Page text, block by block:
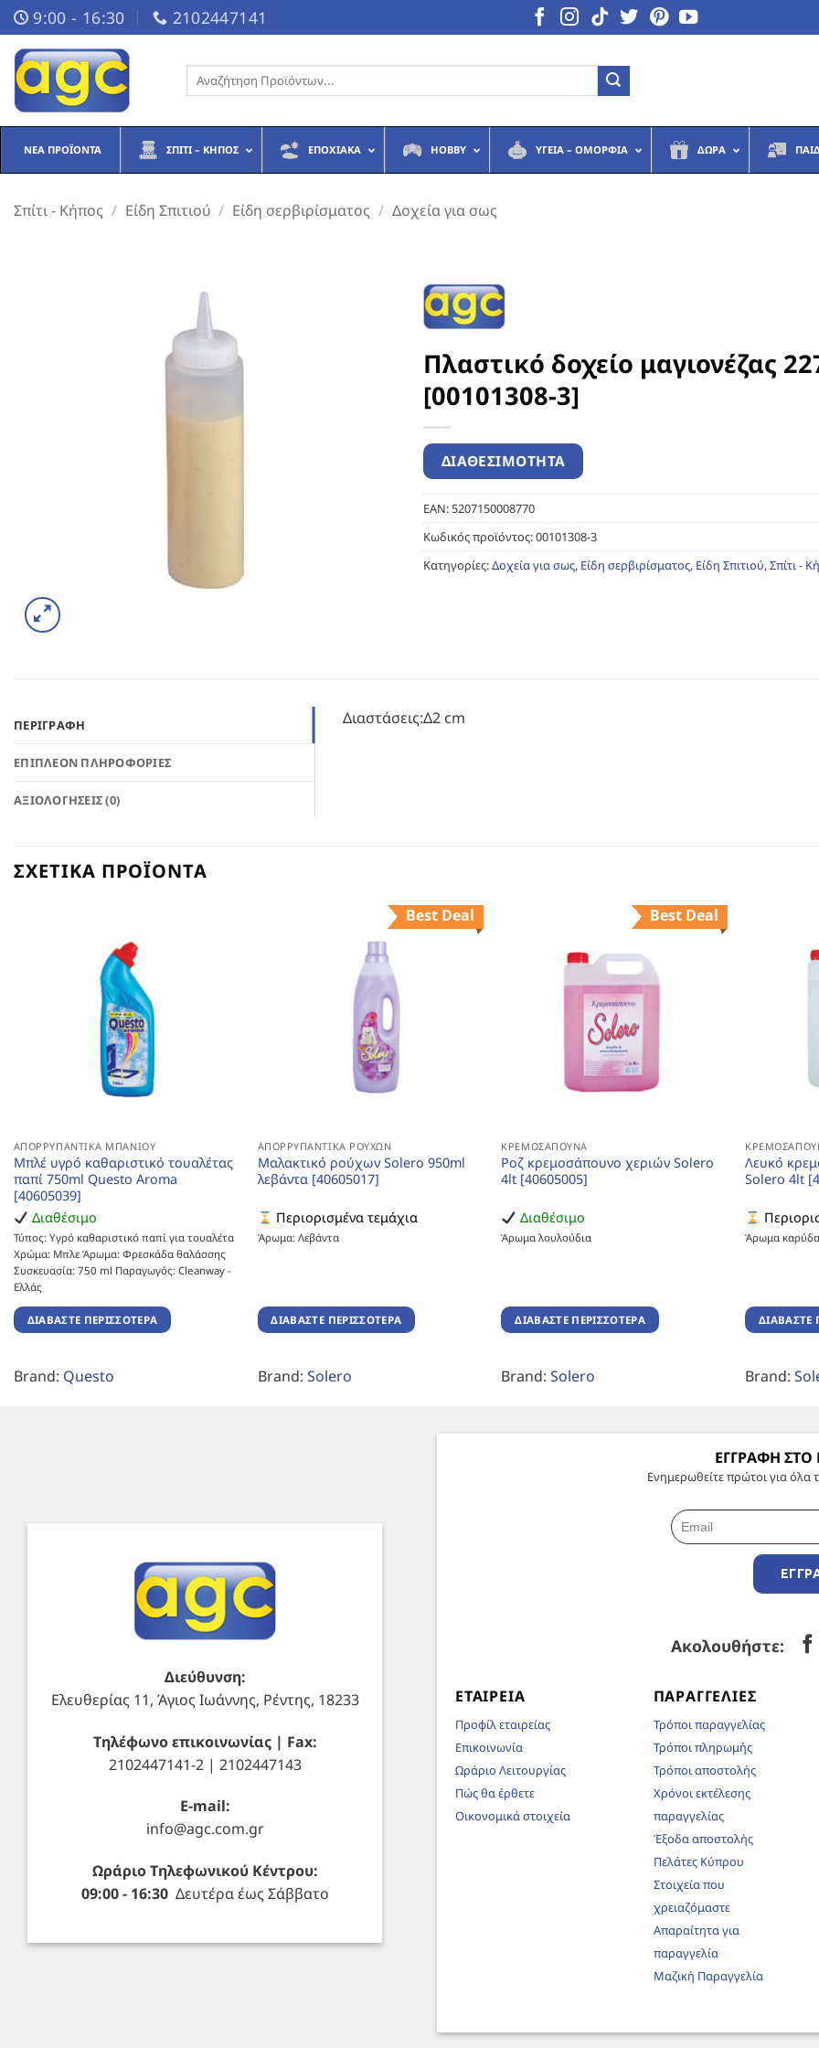
Μετάβαση
στο
περιεχόμενο
9:00 - 16:30 2102447141
Αναζήτηση
ΝΈΑ ΠΡΟΪΌΝΤΑ ΣΠΊΤΙ – ΚΉΠΟΣ ΕΠΟΧΙΑΚΆ HOBBY ΥΓΕΙΆ – ΟΜΟΡΦΙΆ ΔΏΡΑ
Σπίτι - Κήπος / Είδη Σπιτιού / Είδη σερβιρίσματος / Δοχεία για σως
Πλαστικό δοχείο μαγιονέζας
[00101308-3]
EAN: 5207150008770
Κωδικός προϊόντος:00101308-3
Κατηγορίες:Δοχεία για σως, Είδη σερβιρίσματος, Είδη Σπιτιού,Σπίτι -
ΠΕΡΙΓΡΑΦΉ
ΕΠΙΠΛΈΟΝ ΠΛΗΡΟΦΟΡΊΕΣ
ΑΞΙΟΛΟΓΉΣΕΙΣ (0)
Διαστάσεις:Δ2 cm
ΣΧΕΤΙΚΆ ΠΡΟΪΌΝΤΑ
ΑΠΟΡΡΥΠΑΝΤΙΚΆ ΜΠΆΝΙΟΥ
Μπλέ υγρό καθαριστικό τουαλέτας
παπί 750ml Questo Aroma
[40605039]
Διαθέσιμο
Τύπος: Υγρό καθαριστικό παπί για τουαλέτα
Χρώμα: Μπλε Άρωμα: Φρεσκάδα θαλάσσης
Συσκευασία: 750 ml Παραγωγός: Cleanway -
Ελλάς
ΔΙΑΒΆΣΤΕ ΠΕΡΙΣΣΌΤΕΡΑ
Brand: Questo
Best Deal
ΑΠΟΡΡΥΠΑΝΤΙΚΆ ΡΟΎΧΩΝ
Μαλακτικό ρούχων Solero 950ml
λεβάντα [40605017]
Περιορισμένα τεμάχια
Άρωμα: Λεβάντα
ΔΙΑΒΆΣΤΕ ΠΕΡΙΣΣΌΤΕΡΑ
Brand: Solero
Best Deal
ΚΡΕΜΟΣΆΠΟΥΝΑ
Ροζ κρεμοσάπουνο χεριών Solero
4lt [40605005]
Διαθέσιμο
Άρωμα λουλούδια
ΔΙΑΒΆΣΤΕ ΠΕΡΙΣΣΌΤΕΡΑ
Brand:Solero
Λευκό
Solero 4lt
Άρωμα
ΔΙΑΒΆΣΤΕ
Brand:
Διεύθυνση:
Ελευθερίας 11, Άγιος Ιωάννης, Ρέντης, 18233
Τηλέφωνο επικοινωνίας | Fax:
2102447141-2 | 2102447143
E-mail:
info@agc.com.gr
Ωράριο Τηλεφωνικού Κέντρου:
09:00 - 16:30Δευτέρα έως Σάββατο
ΕΓΓΡΑΦΗ ΣΤΟ
Ενημερωθείτε πρώτοι για όλα
Ακολουθήστε:
ΕΤΑΙΡΕΊΑ
Προφίλ εταιρείας
Επικοινωνία
Ωράριο Λειτουργίας
Πώς θα έρθετε
Οικονομικά στοιχεία
ΠΑΡΑΓΓΕΛΊΕΣ
Τρόποι παραγγελίας
Τρόποι πληρωμής
Τρόποι αποστολής
Χρόνοι εκτέλεσης
παραγγελίας
Έξοδα αποστολής
Πελάτες Κύπρου
Στοιχεία που
χρειαζόμαστε
Απαραίτητα για
παραγγελία
Μαζική Παραγγελία